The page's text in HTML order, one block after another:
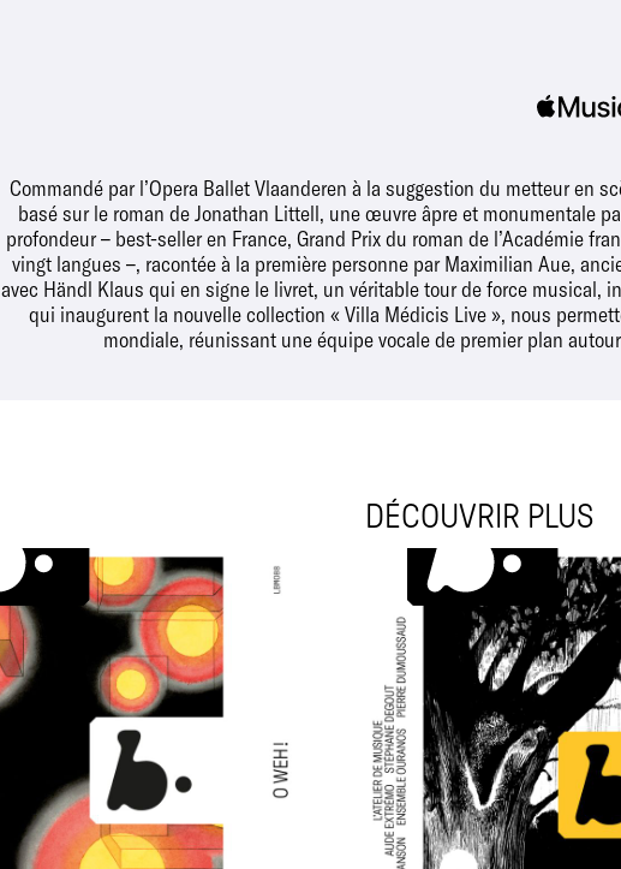
Commandé par l’Opera Ballet Vlaanderen à la suggestion du metteur en
basé sur le roman de Jonathan Littell, une œuvre âpre et monumentale
profondeur – best-seller en France, Grand Prix du roman de l’Académie
vingt langues –, racontée à la première personne par Maximilian Aue,
avec Händl Klaus qui en signe le livret, un véritable tour de force musical,
qui inaugurent la nouvelle collection « Villa Médicis Live », nous
mondiale, réunissant une équipe vocale de premier plan
DÉCOUVRIR PLUS